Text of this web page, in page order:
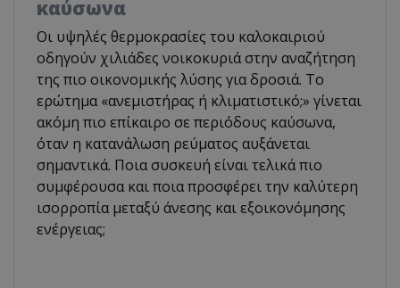
καύσωνα
Οι υψηλές θερμοκρασίες του καλοκαιριού
οδηγούν χιλιάδες νοικοκυριά στην αναζήτηση
της πιο οικονομικής λύσης για δροσιά. Το
ερώτημα «ανεμιστήρας ή κλιματιστικό;» γίνεται
ακόμη πιο επίκαιρο σε περιόδους καύσωνα,
όταν η κατανάλωση ρεύματος αυξάνεται
σημαντικά. Ποια συσκευή είναι τελικά πιο
συμφέρουσα και ποια προσφέρει την καλύτερη
ισορροπία μεταξύ άνεσης και εξοικονόμησης
ενέργειας;